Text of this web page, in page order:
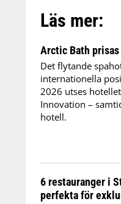
Läs mer:
Arctic Bath
Det flytande
internationella
2026 utses
Innovation –
hotell.
6 restauranger i
perfekta för